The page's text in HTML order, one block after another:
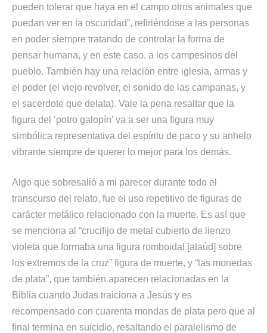
pueden tolerar que haya en el campo otros animales que
puedan ver en la oscuridad”, refiriéndose a las personas
en poder siempre tratando de controlar la forma de
pensar humana, y en este caso, a los campesinos del
pueblo. También hay una relación entre iglesia, armas y
el poder (el viejo revolver, el sonido de las campanas, y
el sacerdote que delata). Vale la pena resaltar que la
figura del ‘potro galopín’ va a ser una figura muy
simbólica representativa del espíritu de paco y su anhelo
vibrante siempre de querer lo mejor para los demás.
Algo que sobresalió a mi parecer durante todo el
transcurso del relato, fue el uso repetitivo de figuras de
carácter metálico relacionado con la muerte. Es así que
se menciona al “crucifijo de metal cubierto de lienzo
violeta que formaba una figura romboidal [ataúd] sobre
los extremos de la cruz” figura de muerte, y “las monedas
de plata”, que también aparecen relacionadas en la
Biblia cuando Judas traiciona a Jesús y es
recompensado con cuarenta mondas de plata pero que al
final termina en suicidio, resaltando el paralelismo de